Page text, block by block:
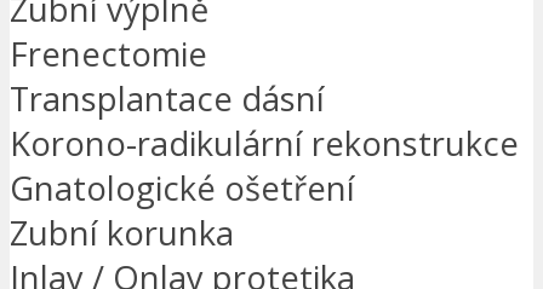
Frenectomie
Transplantace dásní
Korono-radikulární rekonstrukce
Gnatologické ošetření
Zubní korunka
Inlay / Onlay protetika